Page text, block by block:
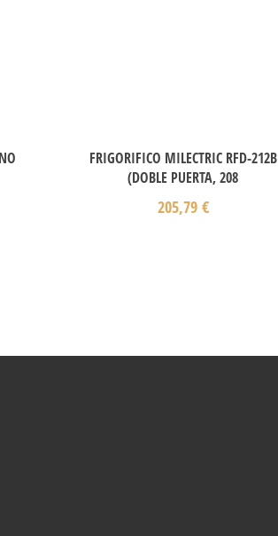
FRIGORIFICO MILECTRIC RFD-212B
(DOBLE PUERTA, 208
205,79 €